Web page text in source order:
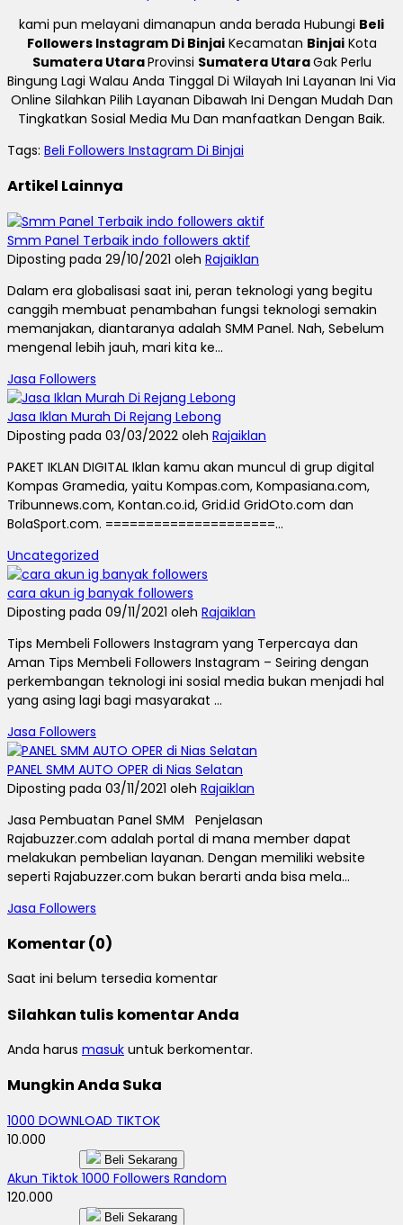
kami pun melayani dimanapun anda berada Hubungi Beli
Followers Instagram Di BinjaiKecamatan BinjaiKota
Sumatera UtaraProvinsi Sumatera UtaraGak Perlu
Bingung Lagi Walau Anda Tinggal Di Wilayah Ini Layanan Ini Via
Online Silahkan Pilih Layanan Dibawah Ini Dengan Mudah Dan
Tingkatkan Sosial Media Mu Dan manfaatkan Dengan Baik.
Tags: Beli Followers Instagram Di Binjai
Artikel Lainnya
Smm Panel Terbaik indo followers aktif
Diposting pada 29/10/2021 oleh Rajaiklan
Dalam era globalisasi saat ini, peran teknologi yang begitu
canggih membuat penambahan fungsi teknologi semakin
memanjakan, diantaranya adalah SMM Panel. Nah, Sebelum
mengenal lebih jauh, mari kita ke...
Jasa Followers
Jasa Iklan Murah Di Rejang Lebong
Diposting pada 03/03/2022 oleh Rajaiklan
PAKET IKLAN DIGITAL Iklan kamu akan muncul di grup digital
Kompas Gramedia, yaitu Kompas.com, Kompasiana.com,
Tribunnews.com, Kontan.co.id, Grid.id GridOto.com dan
BolaSport.com. =====================...
Uncategorized
cara akun ig banyak followers
Diposting pada 09/11/2021 oleh Rajaiklan
Tips Membeli Followers Instagram yang Terpercaya dan
Aman Tips Membeli Followers Instagram – Seiring dengan
perkembangan teknologi ini sosial media bukan menjadi hal
yang asing lagi bagi masyarakat ...
Jasa Followers
PANEL SMM AUTO OPER di Nias Selatan
Diposting pada 03/11/2021 oleh Rajaiklan
Jasa Pembuatan Panel SMM Penjelasan
Rajabuzzer.com adalah portal di mana member dapat
melakukan pembelian layanan. Dengan memiliki website
seperti Rajabuzzer.com bukan berarti anda bisa mela...
Jasa Followers
Komentar (0)
Saat ini belum tersedia komentar
Silahkan tulis komentar Anda
Anda harus masuk untuk berkomentar.
Mungkin Anda Suka
1000 DOWNLOAD TIKTOK
10.000
Beli Sekarang
Akun Tiktok 1000 Followers Random
120.000
Beli Sekarang